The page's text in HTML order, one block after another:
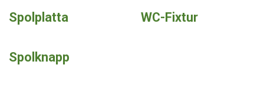
Spolplatta WC-Fixtur
Spolknapp